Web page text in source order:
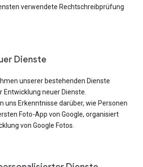
verwendete Rechtschreibprüfung
Dienste
unserer bestehenden Dienste
neuer Dienste.
uns Erkenntnisse darüber, wie Personen
Foto-App von Google, organisiert
von Google Fotos.